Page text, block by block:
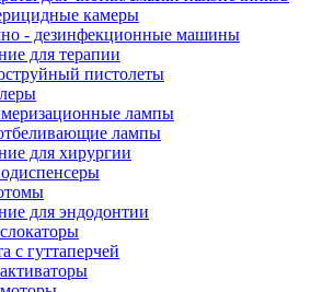
камеры
- дезинфекционные машины
для терапии
пистолеты
лампы
лампы
для хирургии
для эндодонтии
с гуттаперчей